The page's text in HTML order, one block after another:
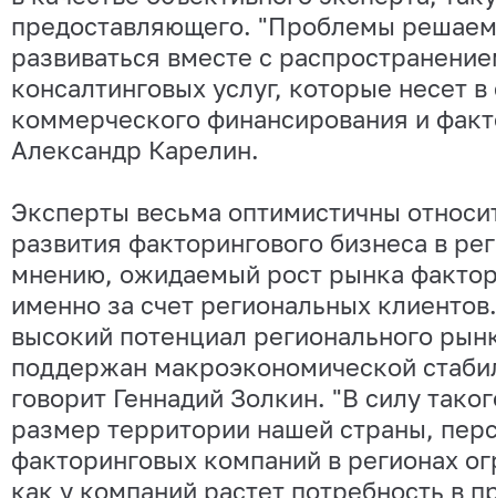
предоставляющего. "Проблемы
развиваться вместе с
консалтинговых услуг, которые несет
коммерческого финансирования и
Александр Карелин.
Эксперты весьма оптимистичны
развития факторингового бизнеса в
мнению, ожидаемый рост рынка
именно за счет региональных
высокий потенциал регионального
поддержан макроэкономической
говорит Геннадий Золкин. "В силу
размер территории нашей страны,
факторинговых компаний в регионах
как у компаний растет потребность в